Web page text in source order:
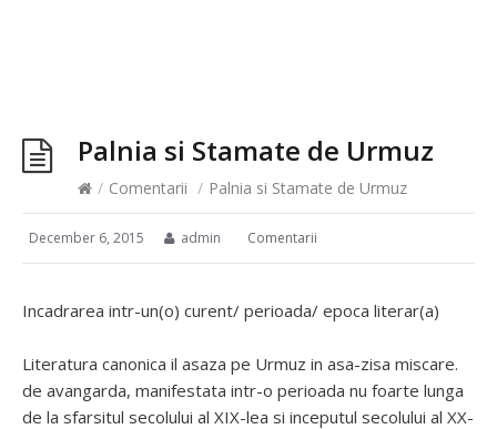
Palnia si Stamate de Urmuz
/ Comentarii / Palnia si Stamate de Urmuz
December 6, 2015 admin Comentarii
Incadrarea intr-un(o) curent/ perioada/ epoca literar(a)
Literatura canonica il asaza pe Urmuz in asa-zisa miscare.
de avangarda, manifestata intr-o perioada nu foarte lunga
de la sfarsitul secolului al XIX-lea si inceputul secolului al XX-